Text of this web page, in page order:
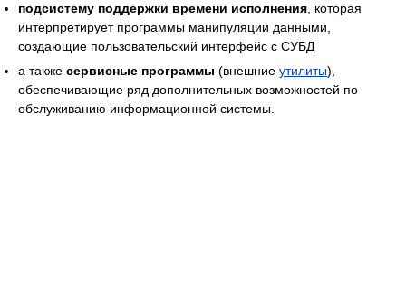
подсистему поддержки времени исполнения , которая
интерпретирует программы манипуляции данными,
создающие пользовательский интерфейс с СУБД
а также сервисные программы (внешние утилиты),
обеспечивающие ряд дополнительных возможностей по
обслуживанию информационной системы.